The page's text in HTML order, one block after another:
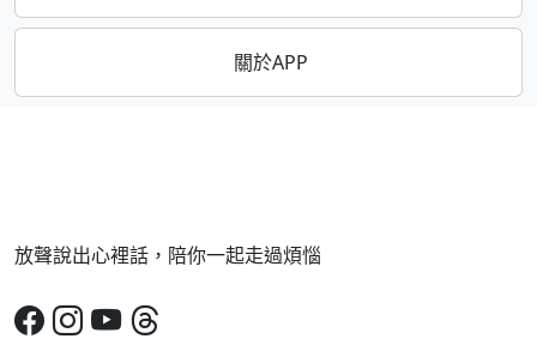
關於APP
放聲說出心裡話，陪你一起走過煩惱